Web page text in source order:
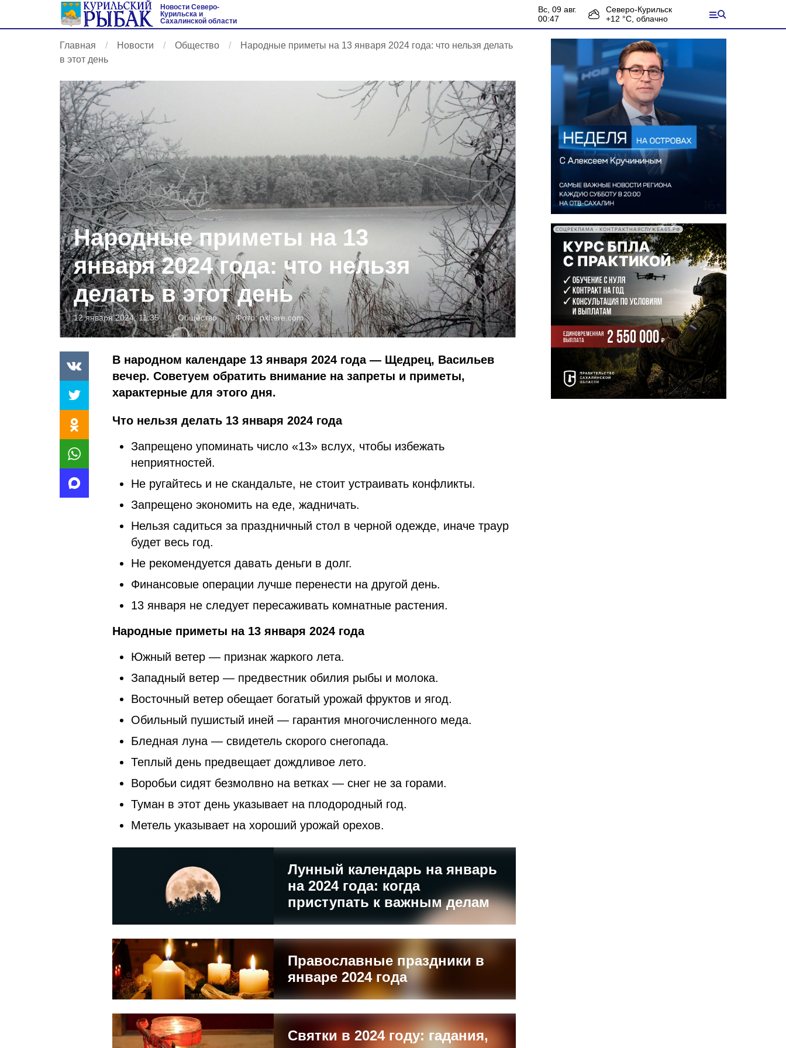
Новости Северо-
Курильска и
Сахалинской области
вс, 09 авг.
00:47
Северо-Курильск
+12 °С, облачно
Главная Новости Общество
Народные приметы на 13 января 2024 года: что нельзя делать
в этот день
Народные приметы на 13
января 2024 года: что нельзя
делать в этот день
12 января 2024, 11:35 Общество Фото:pxhere.com
В народном календаре 13 января 2024 года — Щедрец, Васильев
вечер. Советуем обратить внимание на запреты и приметы,
характерные для этого дня.
Что нельзя делать 13 января 2024 года
Запрещено упоминать число «13» вслух, чтобы избежать
неприятностей.
Не ругайтесь и не скандальте, не стоит устраивать конфликты.
Запрещено экономить на еде, жадничать.
Нельзя садиться за праздничный стол в черной одежде, иначе траур
будет весь год.
Не рекомендуется давать деньги в долг.
Финансовые операции лучше перенести на другой день.
13 января не следует пересаживать комнатные растения.
Народные приметы на 13 января 2024 года
Южный ветер — признак жаркого лета.
Западный ветер — предвестник обилия рыбы и молока.
Восточный ветер обещает богатый урожай фруктов и ягод.
Обильный пушистый иней — гарантия многочисленного меда.
Бледная луна — свидетель скорого снегопада.
Теплый день предвещает дождливое лето.
Воробьи сидят безмолвно на ветках — снег не за горами.
Туман в этот день указывает на плодородный год.
Метель указывает на хороший урожай орехов.
Лунный календарь на январь
на 2024 года: когда
приступать к важным делам
Православные праздники в
январе 2024 года
Святки в 2024 году: гадания,
СОЦРЕКЛАМА • КОНТРАКТНАЯСЛУЖБА65.РФ